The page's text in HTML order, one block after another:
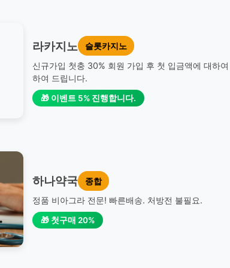
라카지노
슬롯카지노
신규가입 첫충 30% 회원 가입 후 첫 입금액에 대하
하여 드립니다.
🎁 이벤트 5% 진행합니다.
하나약국
종합
정품 비아그라 전문! 빠른배송. 처방전 불필요.
🎁 첫구매 20%